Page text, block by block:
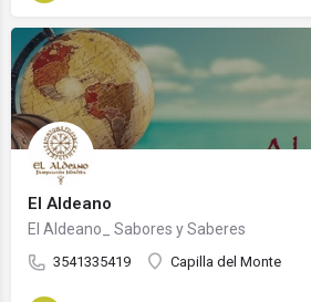
El Aldeano
El Aldeano_ Sabores y Saberes
3541335419 Capilla del Monte